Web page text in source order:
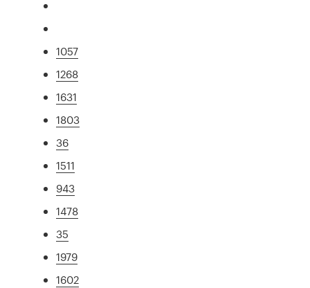
1057
1268
1631
1803
36
1511
943
1478
35
1979
1602